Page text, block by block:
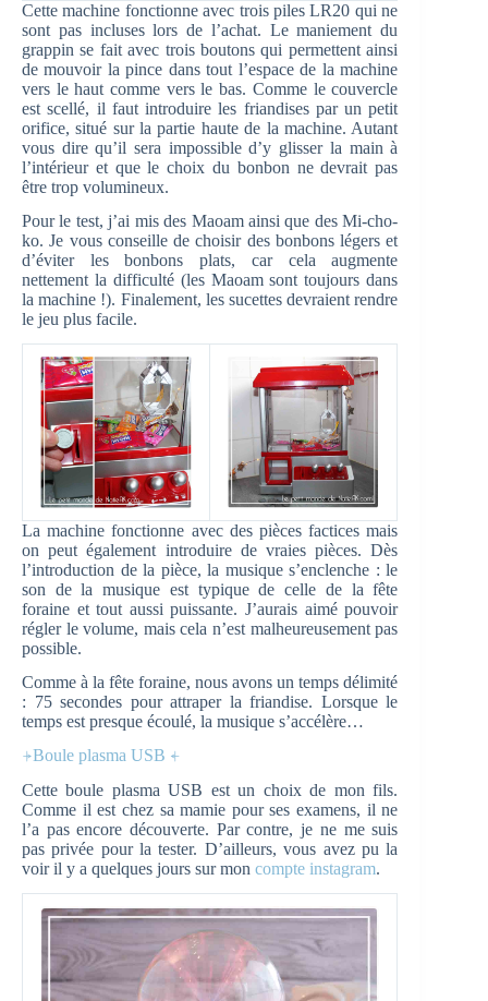
Cette machine fonctionne avec trois piles LR20 qui ne
sont pas incluses lors de l’achat. Le maniement du
grappin se fait avec trois boutons qui permettent ainsi
de mouvoir la pince dans tout l’espace de la machine
vers le haut comme vers le bas. Comme le couvercle
est scellé, il faut introduire les friandises par un petit
orifice, situé sur la partie haute de la machine. Autant
vous dire qu’il sera impossible d’y glisser la main à
l’intérieur et que le choix du bonbon ne devrait pas
être trop volumineux.
Pour le test, j’ai mis des Maoam ainsi que des Mi-cho-
ko. Je vous conseille de choisir des bonbons légers et
d’éviter les bonbons plats, car cela augmente
nettement la difficulté (les Maoam sont toujours dans
la machine !). Finalement, les sucettes devraient rendre
le jeu plus facile.
La machine fonctionne avec des pièces factices mais
on peut également introduire de vraies pièces. Dès
l’introduction de la pièce, la musique s’enclenche : le
son de la musique est typique de celle de la fête
foraine et tout aussi puissante. J’aurais aimé pouvoir
régler le volume, mais cela n’est malheureusement pas
possible.
Comme à la fête foraine, nous avons un temps délimité
: 75 secondes pour attraper la friandise. Lorsque le
temps est presque écoulé, la musique s’accélère…
⍆Boule plasma USB ⍅
Cette boule plasma USB est un choix de mon fils.
Comme il est chez sa mamie pour ses examens, il ne
l’a pas encore découverte. Par contre, je ne me suis
pas privée pour la tester. D’ailleurs, vous avez pu la
voir il y a quelques jours sur mon compte instagram.